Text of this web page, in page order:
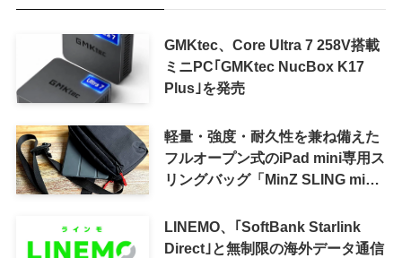
GMKtec、Core Ultra 7 258V搭載
ミニPC｢GMKtec NucBox K17
Plus｣を発売
軽量・強度・耐久性を兼ね備えた
フルオープン式のiPad mini専用ス
リングバッグ「MinZ SLING mini
LINEMO、｢SoftBank Starlink
Direct｣と無制限の海外データ通信